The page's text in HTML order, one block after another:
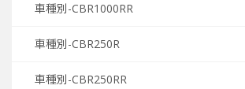
車種別-CBR1000RR
車種別-CBR250R
車種別-CBR250RR